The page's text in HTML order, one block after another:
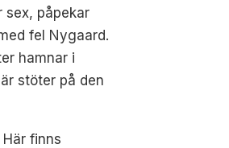
sex, påpekar
fel Nygaard.
hamnar i
stöter på den
finns